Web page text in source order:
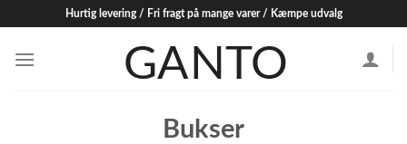
content
Hurtig levering / Fri fragt på mange varer / Kæmpe udvalg
Bukser